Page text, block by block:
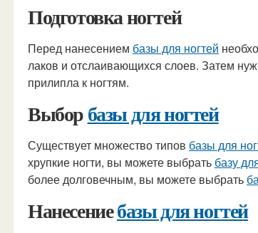
Подготовка ногтей
Перед нанесением базы для ногтей
лаков и отслаивающихся слоев. Затем
прилипла к ногтям.
Выборбазы для ногтей
Существует множество типов базы для
хрупкие ногти, вы можете выбрать базу
более долговечным, вы можете выбрать
Нанесениебазы для ногтей